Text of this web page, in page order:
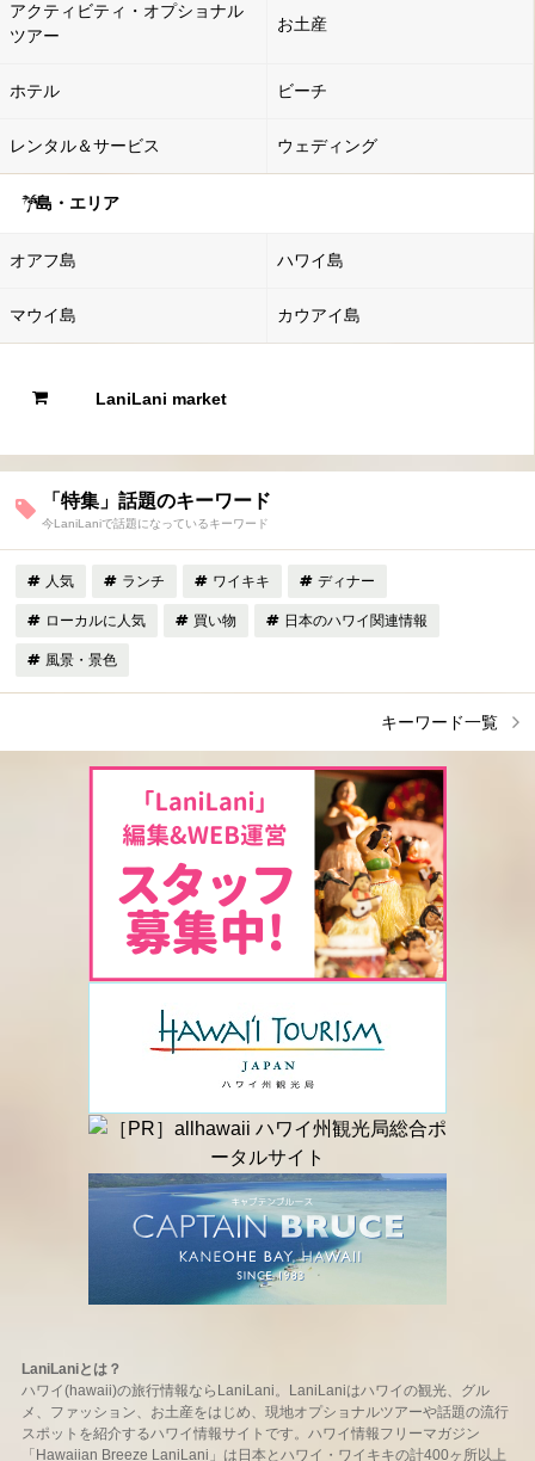
アクティビティ・オプショナル
ツアー
お土産
ホテル ビーチ
レンタル＆サービス ウェディング
島・エリア
オアフ島 ハワイ島
マウイ島 カウアイ島
LaniLani market
「特集」話題のキーワード
今LaniLaniで話題になっているキーワード
人気 ランチ ワイキキ ディナー
ローカルに人気 買い物 日本のハワイ関連情報
風景・景色
キーワード一覧
LaniLaniとは？
ハワイ(hawaii)の旅行情報ならLaniLani。LaniLaniはハワイの観光、グル
メ、ファッション、お土産をはじめ、現地オプショナルツアーや話題の流行
スポットを紹介するハワイ情報サイトです。ハワイ情報フリーマガジン
「Hawaiian Breeze LaniLani」は日本とハワイ・ワイキキの計400ヶ所以上